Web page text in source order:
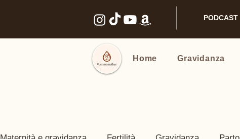
PODCAST
Home Gravidanza